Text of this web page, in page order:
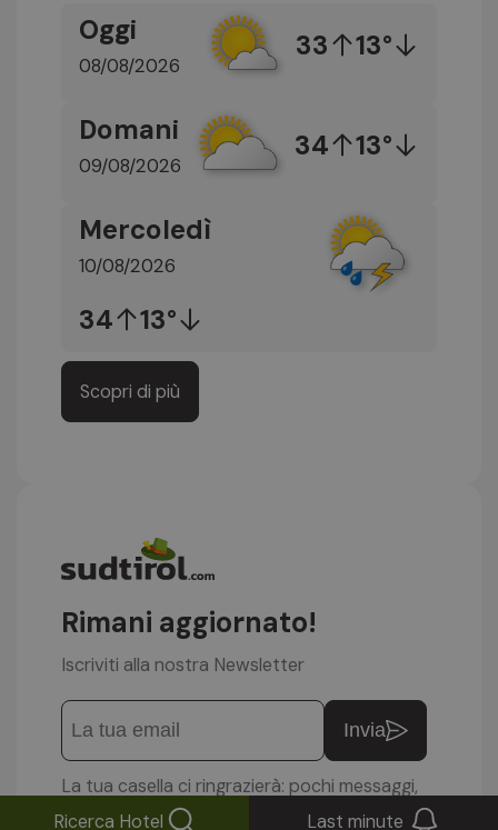
Oggi
08/08/2026
33 13°
Domani
09/08/2026
34 13°
Mercoledì
10/08/2026
34 13°
Scopri di più
Rimani aggiornato!
Iscriviti alla nostra Newsletter
Invia
La tua casella ci ringrazierà: pochi messaggi,
ma buoni.
Ricerca Hotel Last minute